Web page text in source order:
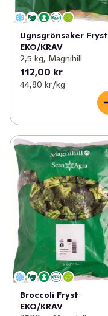
Ugnsgrönsaker Fryst
EKO/KRAV
2,5 kg, Magnihill
112,00 kr
44,80 kr /kg
Broccoli Fryst
EKO/KRAV